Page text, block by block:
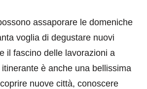
assaporare le domeniche
voglia di degustare nuovi
il fascino delle lavorazioni a
è anche una bellissima
nuove città, conoscere